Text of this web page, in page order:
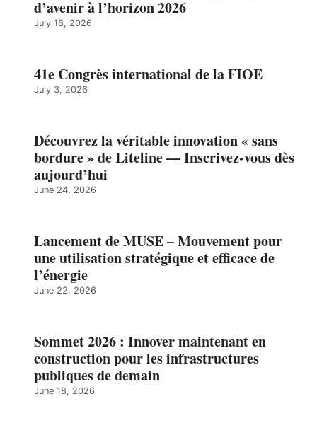
d’avenir à l’horizon 2026
July 18, 2026
41e Congrès international de la FIOE
July 3, 2026
Découvrez la véritable innovation « sans
bordure » de Liteline — Inscrivez-vous dès
aujourd’hui
June 24, 2026
Lancement de MUSE – Mouvement pour
une utilisation stratégique et efficace de
l’énergie
June 22, 2026
Sommet 2026 : Innover maintenant en
construction pour les infrastructures
publiques de demain
June 18, 2026